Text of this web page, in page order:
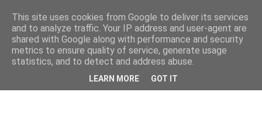
This site uses cookies from Google to deliver its services
and to analyze traffic. Your IP address and user-agent are
shared with Google along with performance and security
metrics to ensure quality of service, generate usage
statistics, and to detect and address abuse.
LEARN MORE GOT IT